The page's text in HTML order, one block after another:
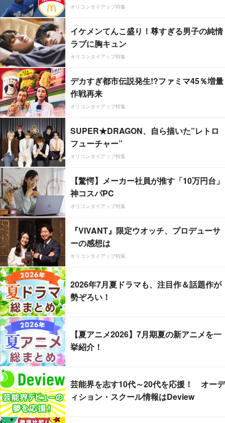
オリコンタイアップ特集
イケメンてんこ盛り！尊すぎる男子の純情
ラブに胸キュン
オリコンタイアップ特集
デカすぎ都市伝説発生!?ファミマ45％増量
作戦再来
オリコンタイアップ特集
SUPER★DRAGON、自ら描いた”レトロ
フューチャー”
オリコンタイアップ特集
【驚愕】メーカー社員が推す「10万円台」
神コスパPC
オリコンタイアップ特集
『VIVANT』限定ウオッチ、プロデューサ
ーの感想は
オリコンタイアップ特集
2026年7月夏ドラマも、注目作＆話題作が
勢ぞろい！
【夏アニメ2026】7月期夏の新アニメを一
挙紹介！
芸能界を志す10代～20代を応援！ オーデ
ィション・スクール情報はDeview